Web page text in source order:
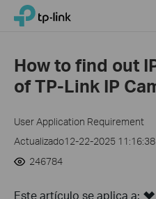
Click
navigation
TP-Link, Reliably Smart
How to find out
of TP-Link IP
User Application Requirement
Actualizado12-22-2025
246784
Este artículo se aplica a: